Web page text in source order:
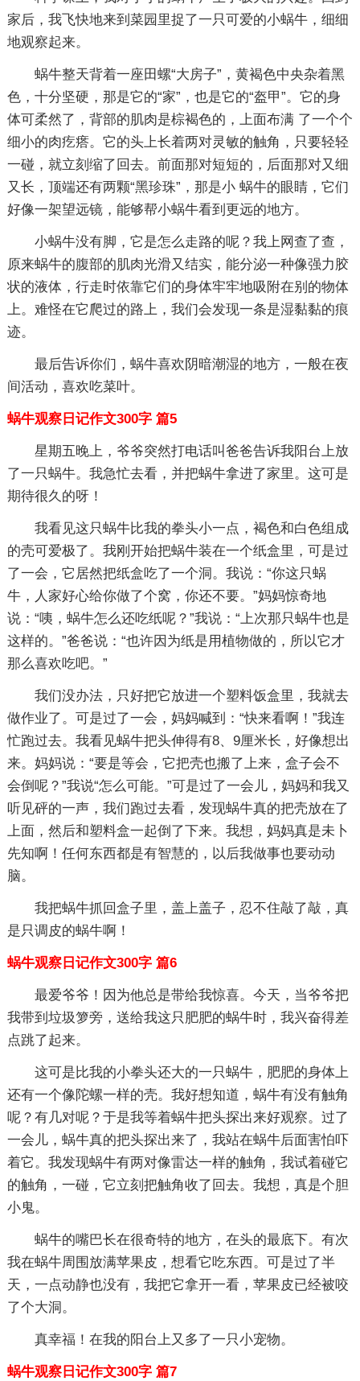
家后，我飞快地来到菜园里捉了一只可爱的小蜗牛，细细
地观察起来。
蜗牛整天背着一座田螺“大房子”，黄褐色中央杂着黑
色，十分坚硬，那是它的“家”，也是它的“盔甲”。它的身
体可柔然了，背部的肌肉是棕褐色的，上面布满 了一个个
细小的肉疙瘩。它的头上长着两对灵敏的触角，只要轻轻
一碰，就立刻缩了回去。前面那对短短的，后面那对又细
又长，顶端还有两颗“黑珍珠”，那是小 蜗牛的眼睛，它们
好像一架望远镜，能够帮小蜗牛看到更远的地方。
小蜗牛没有脚，它是怎么走路的呢？我上网查了查，
原来蜗牛的腹部的肌肉光滑又结实，能分泌一种像强力胶
状的液体，行走时依靠它们的身体牢牢地吸附在别的物体
上。难怪在它爬过的路上，我们会发现一条是湿黏黏的痕
迹。
最后告诉你们，蜗牛喜欢阴暗潮湿的地方，一般在夜
间活动，喜欢吃菜叶。
蜗牛观察日记作文300字 篇5
星期五晚上，爷爷突然打电话叫爸爸告诉我阳台上放
了一只蜗牛。我急忙去看，并把蜗牛拿进了家里。这可是
期待很久的呀！
我看见这只蜗牛比我的拳头小一点，褐色和白色组成
的壳可爱极了。我刚开始把蜗牛装在一个纸盒里，可是过
了一会，它居然把纸盒吃了一个洞。我说：“你这只蜗
牛，人家好心给你做了个窝，你还不要。”妈妈惊奇地
说：“咦，蜗牛怎么还吃纸呢？”我说：“上次那只蜗牛也是
这样的。”爸爸说：“也许因为纸是用植物做的，所以它才
那么喜欢吃吧。”
我们没办法，只好把它放进一个塑料饭盒里，我就去
做作业了。可是过了一会，妈妈喊到：“快来看啊！”我连
忙跑过去。我看见蜗牛把头伸得有8、9厘米长，好像想出
来。妈妈说：“要是等会，它把壳也搬了上来，盒子会不
会倒呢？”我说“怎么可能。”可是过了一会儿，妈妈和我又
听见砰的一声，我们跑过去看，发现蜗牛真的把壳放在了
上面，然后和塑料盒一起倒了下来。我想，妈妈真是未卜
先知啊！任何东西都是有智慧的，以后我做事也要动动
脑。
我把蜗牛抓回盒子里，盖上盖子，忍不住敲了敲，真
是只调皮的蜗牛啊！
蜗牛观察日记作文300字 篇6
最爱爷爷！因为他总是带给我惊喜。今天，当爷爷把
我带到垃圾箩旁，送给我这只肥肥的蜗牛时，我兴奋得差
点跳了起来。
这可是比我的小拳头还大的一只蜗牛，肥肥的身体上
还有一个像陀螺一样的壳。我好想知道，蜗牛有没有触角
呢？有几对呢？于是我等着蜗牛把头探出来好观察。过了
一会儿，蜗牛真的把头探出来了，我站在蜗牛后面害怕吓
着它。我发现蜗牛有两对像雷达一样的触角，我试着碰它
的触角，一碰，它立刻把触角收了回去。我想，真是个胆
小鬼。
蜗牛的嘴巴长在很奇特的地方，在头的最底下。有次
我在蜗牛周围放满苹果皮，想看它吃东西。可是过了半
天，一点动静也没有，我把它拿开一看，苹果皮已经被咬
了个大洞。
真幸福！在我的阳台上又多了一只小宠物。
蜗牛观察日记作文300字 篇7